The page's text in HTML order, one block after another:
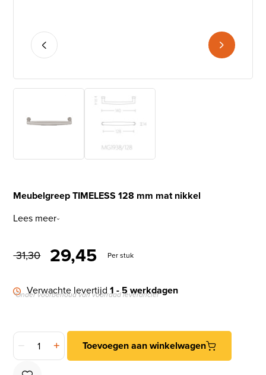
Meubelgreep TIMELESS 128 mm mat nikkel
Lees meer
31,30 Oorspronkelijke prijs was: €
29,45Huidige prijs is: €
Per stuk
Verwachte levertijd1 - 5 werkdagen
*Onder voorbehoud van voorraad leverancier
Meubelgreep TIMELESS MG1938-128 mat nikkel 128 mm
Toevoegen aan winkelwagen